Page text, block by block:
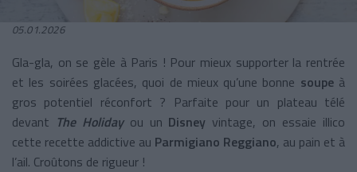
05.01.2026
Gla-gla, on se gèle à Paris ! Pour mieux supporter la rentrée
et les soirées glacées, quoi de mieux qu’une bonne soupe à
gros potentiel réconfort ? Parfaite pour un plateau télé
devant The Holidayou un Disneyvintage, on essaie illico
cette recette addictive au Parmigiano Reggiano, au pain et à
l’ail. Croûtons de rigueur !